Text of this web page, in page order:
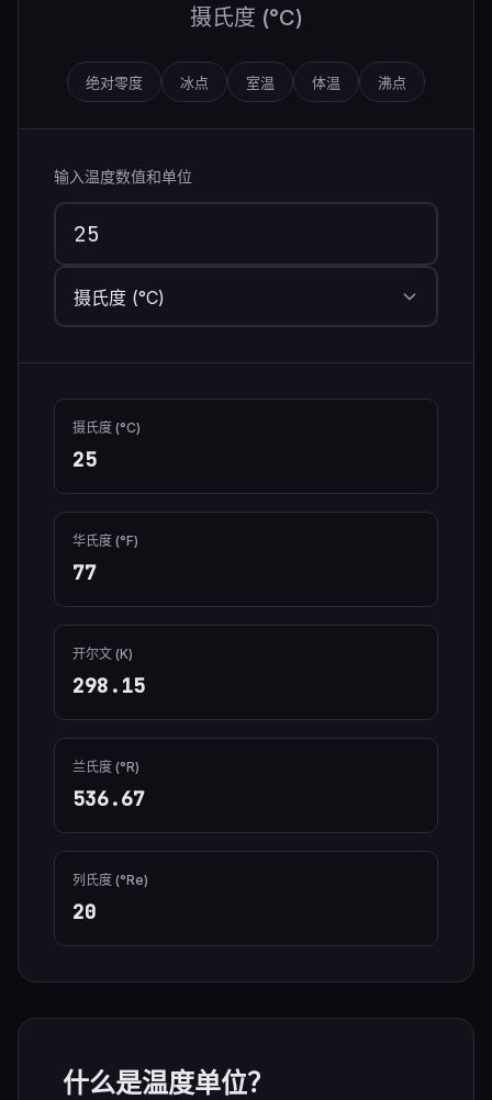
摄氏度 (°C)
绝对零度 冰点 室温 体温 沸点
输入温度数值和单位
摄氏度 (°C)
25
华氏度 (°F)
77
开尔文 (K)
298.15
兰氏度 (°R)
536.67
列氏度 (°Re)
20
什么是温度单位？